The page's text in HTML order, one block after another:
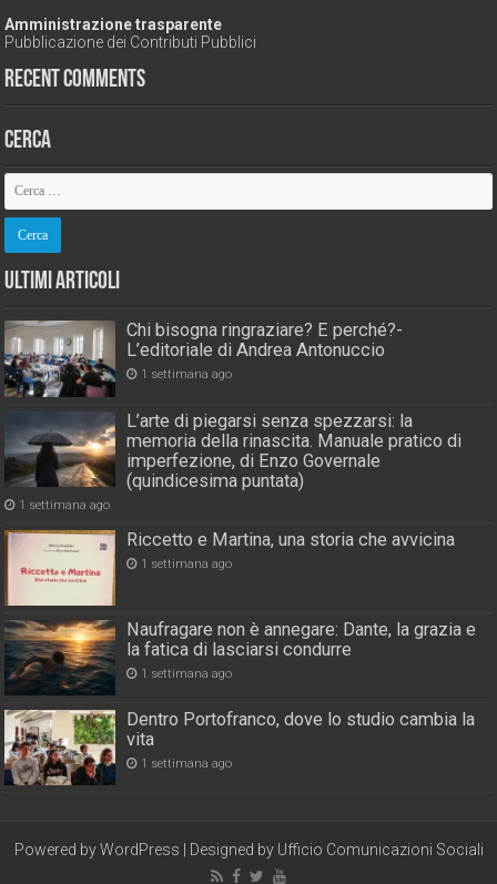
Amministrazione trasparente
Pubblicazione dei Contributi Pubblici
Recent Comments
Cerca
Ultimi Articoli
Chi bisogna ringraziare? E perché?-
L’editoriale di Andrea Antonuccio
1 settimana ago
L’arte di piegarsi senza spezzarsi: la
memoria della rinascita. Manuale pratico di
imperfezione, di Enzo Governale
(quindicesima puntata)
1 settimana ago
Riccetto e Martina, una storia che avvicina
1 settimana ago
Naufragare non è annegare: Dante, la grazia e
la fatica di lasciarsi condurre
1 settimana ago
Dentro Portofranco, dove lo studio cambia la
vita
1 settimana ago
Powered byWordPress | Designed by Ufficio Comunicazioni Sociali